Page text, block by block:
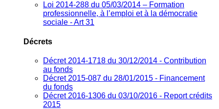
Loi 2014-288 du 05/03/2014 – Formation
professionnelle, à l’emploi et à la démocratie
sociale - Art 31
Décrets
Décret 2014-1718 du 30/12/2014 - Contribution
au fonds
Décret 2015-087 du 28/01/2015 - Financement
du fonds
Décret 2016-1306 du 03/10/2016 - Report crédits
2015